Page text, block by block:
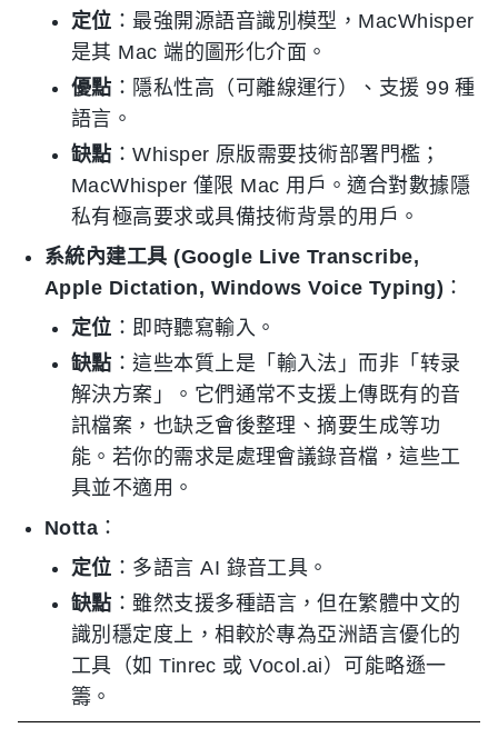
定位 ：最強開源語音識別模型，MacWhisper
是其 Mac 端的圖形化介面。
優點 ：隱私性高（可離線運行）、支援 99 種
語言。
缺點 ：Whisper 原版需要技術部署門檻；
MacWhisper 僅限 Mac 用戶。適合對數據隱
私有極高要求或具備技術背景的用戶。
系統內建工具 (Google Live Transcribe,
Apple Dictation, Windows Voice Typing) ：
定位 ：即時聽寫輸入。
缺點 ：這些本質上是「輸入法」而非「转录
解決方案」。它們通常不支援上傳既有的音
訊檔案，也缺乏會後整理、摘要生成等功
能。若你的需求是處理會議錄音檔，這些工
具並不適用。
Notta ：
定位 ：多語言 AI 錄音工具。
缺點 ：雖然支援多種語言，但在繁體中文的
識別穩定度上，相較於專為亞洲語言優化的
工具（如 Tinrec 或 Vocol.ai）可能略遜一
籌。